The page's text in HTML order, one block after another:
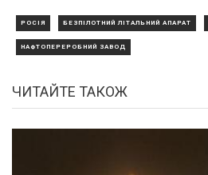
РОСІЯ БЕЗПІЛОТНИЙ ЛІТАЛЬНИЙ АПАРАТ
НАФТОПЕРЕРОБНИЙ ЗАВОД
ЧИТАЙТЕ ТАКОЖ